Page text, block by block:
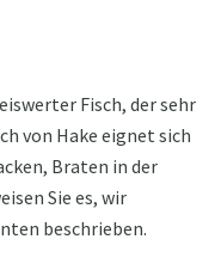
Fisch, der sehr
von Hake eignet sich
Braten in der
Sie es, wir
beschrieben.